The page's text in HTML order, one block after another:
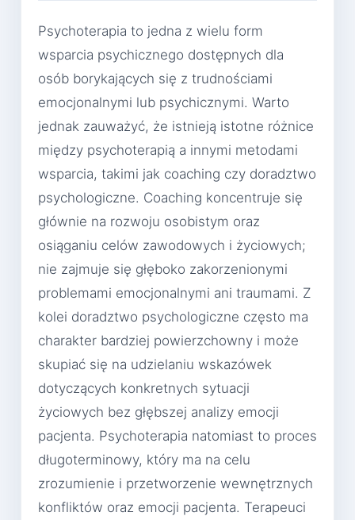
Psychoterapia to jedna z wielu form
wsparcia psychicznego dostępnych dla
osób borykających się z trudnościami
emocjonalnymi lub psychicznymi. Warto
jednak zauważyć, że istnieją istotne różnice
między psychoterapią a innymi metodami
wsparcia, takimi jak coaching czy doradztwo
psychologiczne. Coaching koncentruje się
głównie na rozwoju osobistym oraz
osiąganiu celów zawodowych i życiowych;
nie zajmuje się głęboko zakorzenionymi
problemami emocjonalnymi ani traumami. Z
kolei doradztwo psychologiczne często ma
charakter bardziej powierzchowny i może
skupiać się na udzielaniu wskazówek
dotyczących konkretnych sytuacji
życiowych bez głębszej analizy emocji
pacjenta. Psychoterapia natomiast to proces
długoterminowy, który ma na celu
zrozumienie i przetworzenie wewnętrznych
konfliktów oraz emocji pacjenta. Terapeuci